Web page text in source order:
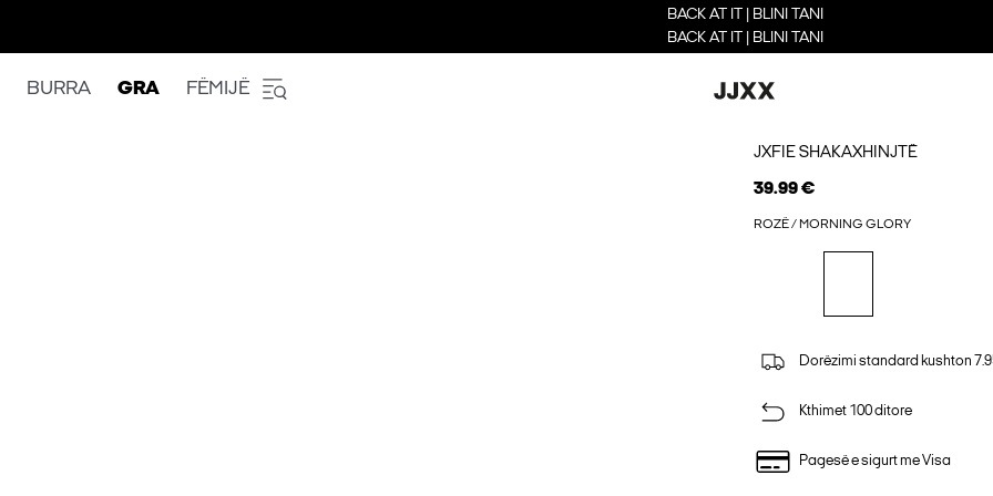
BACK AT IT | BLINI TANI
BACK AT IT | BLINI TANI
BURRA GRA FËMIJË
JXFIE SHAKAXHINJTË
39.99 €
ROZË / MORNING GLORY
Dorëzimi standard kushton
Kthimet 100 ditore
Pagesë e sigurt me Visa